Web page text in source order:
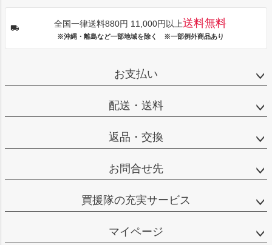
全国一律送料880円 11,000円以上送料無料
※沖縄・離島など一部地域を除く ※一部例外商品あり
お支払い
配送・送料
返品・交換
お問合せ先
買援隊の充実サービス
マイページ